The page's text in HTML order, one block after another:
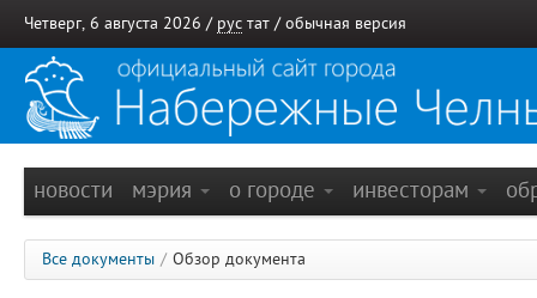
Четверг, 6 августа 2026 / рус тат / обычная версия
новости мэрия о городе инвесторам
Все документы / Обзор документа